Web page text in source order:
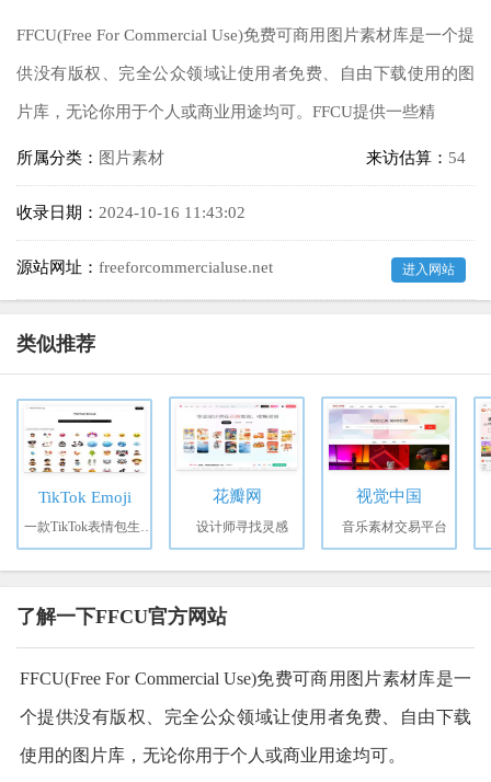
FFCU(Free For Commercial Use)免费可商用图片素材库是一个提
供没有版权、完全公众领域让使用者免费、自由下载使用的图
片库，无论你用于个人或商业用途均可。FFCU提供一些精
所属分类： 图片素材 来访估算： 54
收录日期： 2024-10-16 11:43:02
源站网址： freeforcommercialuse.net 进入网站
类似推荐
TikTok Emoji 花瓣网
设计师寻找灵感
视觉中国
音乐素材交易平台
了解一下FFCU官方网站
FFCU(Free For Commercial Use)免费可商用图片素材库是一
个提供没有版权、完全公众领域让使用者免费、自由下载
使用的图片库，无论你用于个人或商业用途均可。